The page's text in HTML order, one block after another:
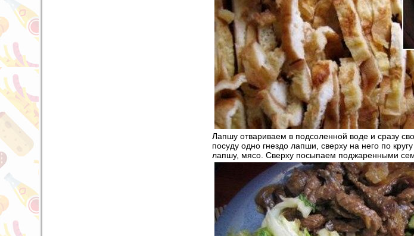
Лапшу отвариваем в подсоленной воде и сразу
посуду одно гнездо лапши, сверху на него по
лапшу, мясо. Сверху посыпаем поджаренными